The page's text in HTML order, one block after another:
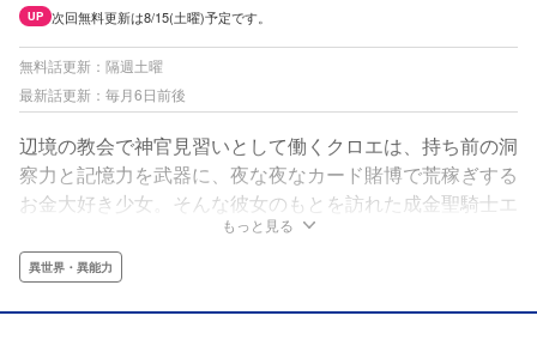
UP 次回無料更新は8/15(土曜)予定です。
無料話更新：隔週土曜
最新話更新：毎月6日前後
辺境の教会で神官見習いとして働くクロエは、持ち前の洞
察力と記憶力を武器に、夜な夜なカード賭博で荒稼ぎする
お金大好き少女。そんな彼女のもとを訪れた成金聖騎士エ
ラルドは、「聖女候補として大教会に潜入し、二年前の殺
人事件の犯人を見つけてほしい」とクロエに依頼をし
て…!?
もっと見る
異世界・異能力